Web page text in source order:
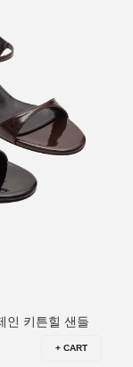
인 키튼힐 샌들
+ CART